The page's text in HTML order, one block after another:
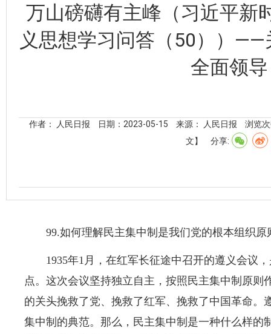
万山磅礴有主峰（习近平新
义思想学习问答（50））
全面领导
作者： 人民日报 日期：2023-05-15 来源： 人民日报
浏览
文】
分享:
99.如何理解民主集中制是我们党的根本组织原
1935年1月，在红军长征途中召开的遵义会议
点。这次会议坚持独立自主，按照民主集中制原则
的关头挽救了党、挽救了红军、挽救了中国革命。
集中制的典范。那么，民主集中制是一种什么样的